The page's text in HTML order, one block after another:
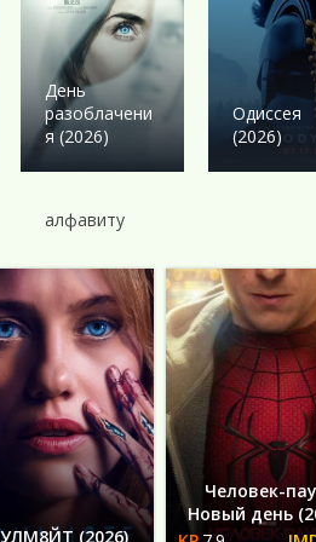
День
разоблачени
я (2026)
Одиссея
(2026)
алфавиту
(2026)
Человек-
Новый день